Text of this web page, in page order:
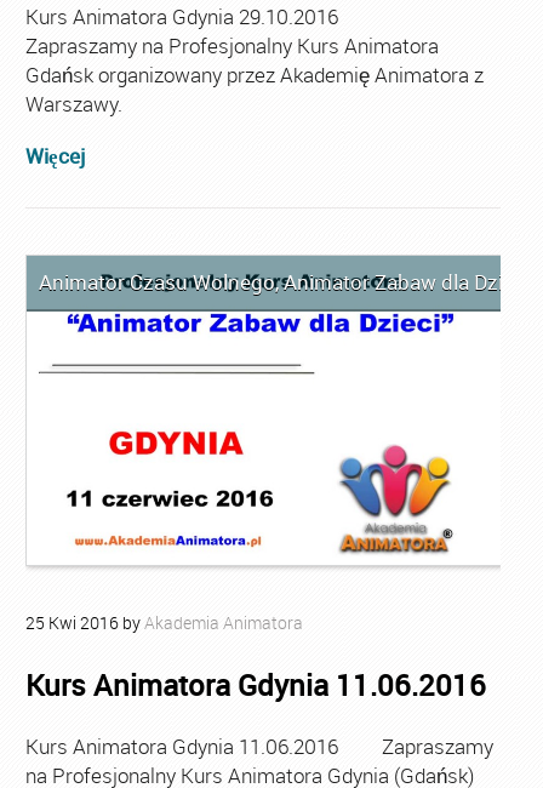
Kurs Animatora Gdynia 29.10.2016
Zapraszamy na Profesjonalny Kurs Animatora
Gdańsk organizowany przez Akademię Animatora z
Warszawy.
Więcej
Animator Czasu Wolnego,Animator Zabaw dla Dzieci
25 Kwi 2016 byAkademia Animatora
Kurs Animatora Gdynia 11.06.2016
Kurs Animatora Gdynia 11.06.2016 Zapraszamy
na Profesjonalny Kurs Animatora Gdynia (Gdańsk)